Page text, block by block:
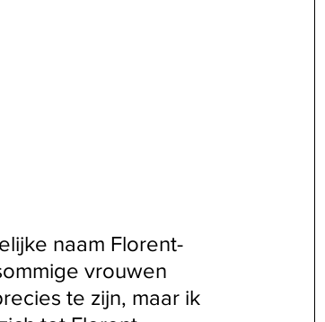
naam Florent-
vrouwen
te zijn, maar ik